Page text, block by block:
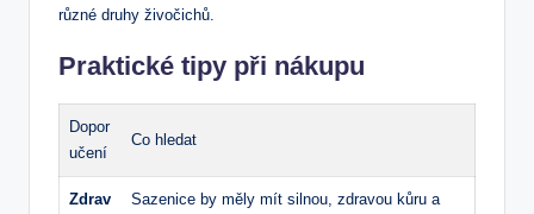
různé druhy živočichů.
Praktické tipy při nákupu
Dopor
učení
Co hledat
Zdrav
Sazenice by měly mít silnou, zdravou kůru a